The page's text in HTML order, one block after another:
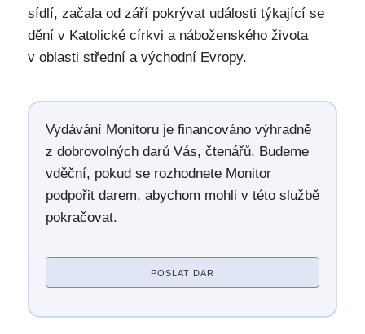
sídlí, začala od září pokrývat události týkající se
dění v Katolické církvi a náboženského života
v oblasti střední a východní Evropy.
Vydávání Monitoru je financováno výhradně
z dobrovolných darů Vás, čtenářů. Budeme
vděční, pokud se rozhodnete Monitor
podpořit darem, abychom mohli v této službě
pokračovat.
POSLAT DAR